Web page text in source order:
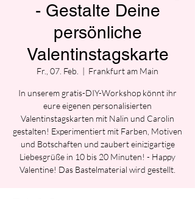
- Gestalte Deine
persönliche
Valentinstagskarte
Fr., 07. Feb.
  |
Frankfurt am Main
In unserem gratis-DIY-Workshop könnt ihr
eure eigenen personalisierten
Valentinstagskarten mit Nalin und Carolin
gestalten! Experimentiert mit Farben, Motiven
und Botschaften und zaubert einizigartige
Liebesgrüße in 10 bis 20 Minuten! - Happy
Valentine! Das Bastelmaterial wird gestellt.